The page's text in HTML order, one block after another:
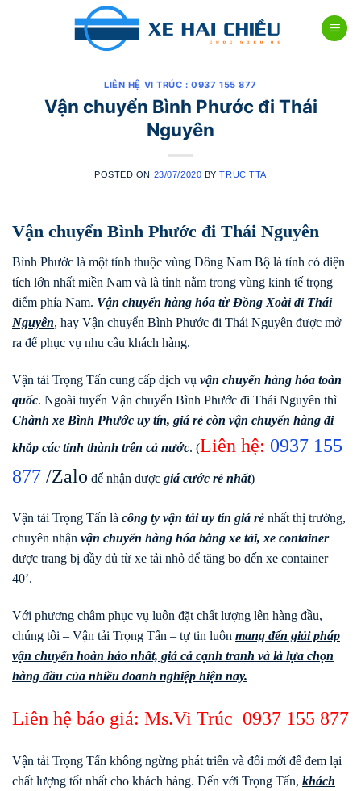
LIÊN HỆ VI TRÚC : 0937 155 877
Vận chuyển Bình Phước đi Thái
Nguyên
POSTED ON 23/07/2020 BYTRUC TTA
Vận chuyển Bình Phước đi Thái Nguyên
Bình Phước là một tỉnh thuộc vùng Đông Nam Bộ là tỉnh có diện
tích lớn nhất miền Nam và là tỉnh nằm trong vùng kinh tế trọng
điểm phía Nam. Vận chuyển hàng hóa từ Đồng Xoài đi Thái
Nguyên, hay Vận chuyển Bình Phước đi Thái Nguyên được mở
ra để phục vụ nhu cầu khách hàng.
Vận tải Trọng Tấn cung cấp dịch vụ vận chuyển hàng hóa toàn
quốc. Ngoài tuyến Vận chuyển Bình Phước đi Thái Nguyên thì
Chành xe Bình Phước uy tín, giá rẻ còn vận chuyển hàng đi
khắp các tỉnh thành trên cả nước. (Liên hệ: 0937 155
877 /Zalo để nhận được giá cước rẻ nhất)
Vận tải Trọng Tấn là công ty vận tải uy tín giá rẻ nhất thị trường,
chuyên nhận vận chuyển hàng hóa bằng xe tải, xe container
được trang bị đầy đủ từ xe tải nhỏ để tăng bo đến xe container
40’.
Với phương châm phục vụ luôn đặt chất lượng lên hàng đầu,
chúng tôi – Vận tải Trọng Tấn – tự tin luôn mang đến giải pháp
vận chuyển hoàn hảo nhất, giá cả cạnh tranh và là lựa chọn
hàng đầu của nhiều doanh nghiệp hiện nay.
Liên hệ báo giá: Ms.Vi Trúc 0937 155 877
Vận tải Trọng Tấn không ngừng phát triển và đổi mới để đem lại
chất lượng tốt nhất cho khách hàng. Đến với Trọng Tấn, khách